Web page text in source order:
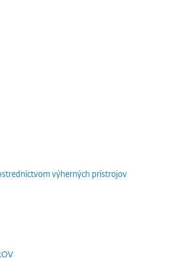
výherných prístrojov